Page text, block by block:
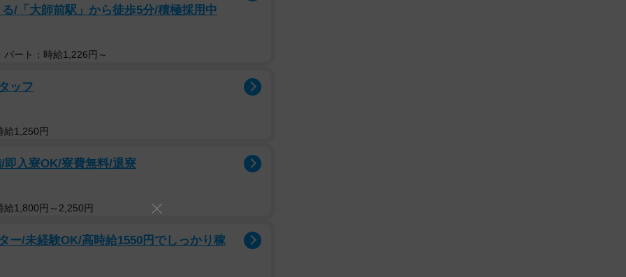
/「大師前駅」から徒歩5分/積極採用中
パート：時給1,226円～
ッフ
給1,250円
入寮OK/寮費無料/退寮
給1,800円～2,250円
ー/未経験OK/高時給1550円でしっかり稼